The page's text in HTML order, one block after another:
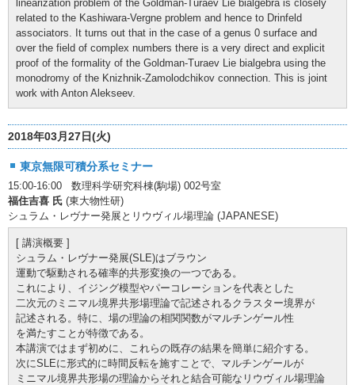
linearization problem of the Goldman-Turaev Lie bialgebra is closely
related to the Kashiwara-Vergne problem and hence to Drinfeld
associators. It turns out that in the case of a genus 0 surface and
over the field of complex numbers there is a very direct and explicit
proof of the formality of the Goldman-Turaev Lie bialgebra using the
monodromy of the Knizhnik-Zamolodchikov connection. This is joint
work with Anton Alekseev.
2018年03月27日(火)
東京無限可積分系セミナー
15:00-16:00 数理科学研究科棟(駒場) 002号室
福住吉喜 氏 (東大物性研)
シュラム・レヴナー発展とリウヴィル場理論 (JAPANESE)
[ 講演概要 ]
シュラム・レヴナー発展(SLE)はブラウン
運動で駆動される確率的共形変換の一つである。
これにより、イジング模型やパーコレーションを代表とした
二次元のミニマル境界共形場理論で記述されるクラスター境界が
記述される。特に、場の理論の相関関数がマルチンゲール性
を満たすことが特徴である。
本講演ではまず初めに、これらの既存の結果を簡単に紹介する。
次にSLEに形式的に時間反転を施すことで、マルチンゲールが
ミニマル境界共形場の理論からそれと結合可能なリウヴィル場理論